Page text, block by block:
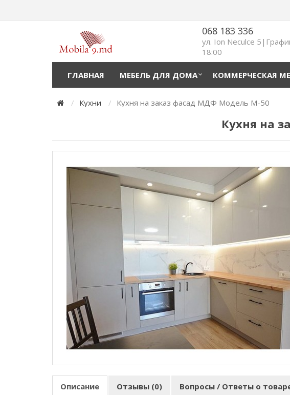
068 183 336
ул. Ion Neculce
18:00
ГЛАВНАЯ МЕБЕЛЬ ДЛЯ ДОМА КОММЕРЧЕСКАЯ
Кухни Кухня на заказ фасад МДФ Модель M-50
Кухня на
Описание Отзывы (0) Вопросы / Ответы о